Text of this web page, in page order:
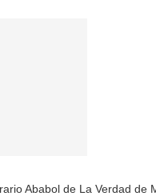
Ababol de La Verdad de